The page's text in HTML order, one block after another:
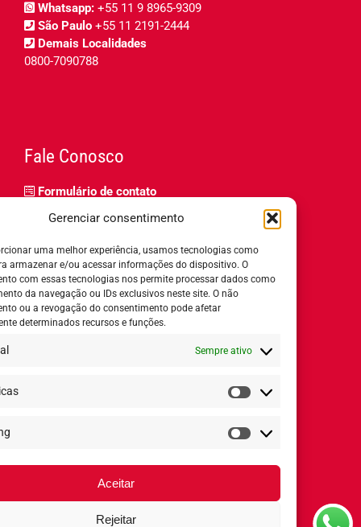
Gerenciar consentimento
uma melhor experiência, usamos tecnologias como
armazenar e/ou acessar informações do dispositivo. O
com essas tecnologias nos permite processar dados como
da navegação ou IDs exclusivos neste site. O não
ou a revogação do consentimento pode afetar
determinados recursos e funções.
Sempre ativo
Estatísticas
Marketing
Aceitar
Rejeitar
Whatsapp: +55 11 9 8965-9309
São Paulo +55 11 2191-2444
Demais Localidades
0800-7090788
Fale Conosco
Formulário de contato
Relatório de igualdade salarial
Horário de Atendimento:
8h ás 18h